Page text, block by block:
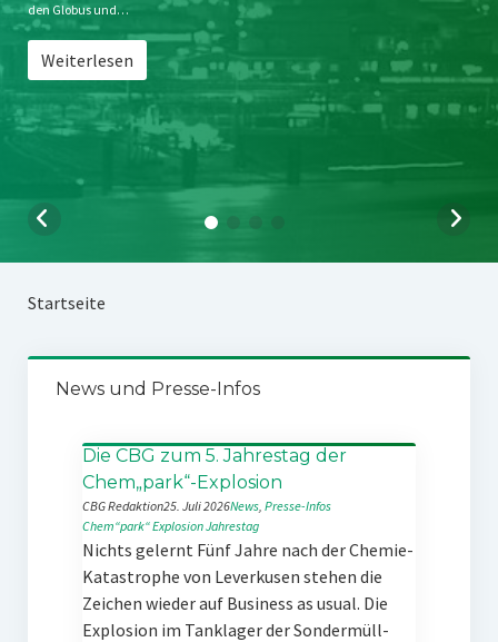
den Globus und…
Weiterlesen
Startseite
News und Presse-Infos
Die CBG zum 5. Jahrestag der
Chem„park“-Explosion
CBG Redaktion25. Juli 2026News, Presse-Infos
Chem“park“ExplosionJahrestag
Nichts gelernt Fünf Jahre nach der Chemie-
Katastrophe von Leverkusen stehen die
Zeichen wieder auf Business as usual. Die
Explosion im Tanklager der Sondermüll-